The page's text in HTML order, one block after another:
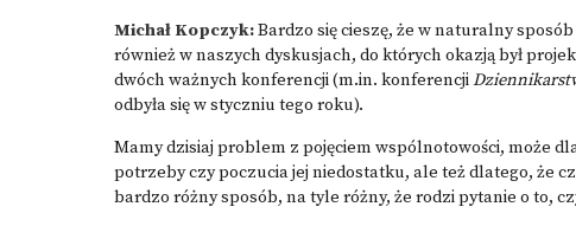
Michał Kopczyk:Bardzo się cieszę, że w naturalny sposób
również w naszych dyskusjach, do których okazją był
dwóch ważnych konferencji (m.in. konferencji
odbyła się w styczniu tego roku).
Mamy dzisiaj problem z pojęciem wspólnotowości, może
potrzeby czy poczucia jej niedostatku, ale też dlatego, że
bardzo różny sposób, na tyle różny, że rodzi pytanie o to,